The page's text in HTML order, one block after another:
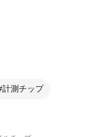
計測チップ